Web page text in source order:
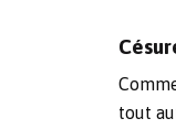
tout